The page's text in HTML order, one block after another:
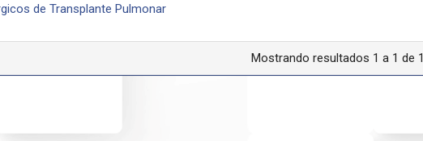
de Transplante Pulmonar
Mostrando resultados 1 a 1 de 1